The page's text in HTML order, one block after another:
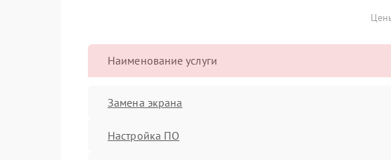
Наименование услуги
Замена экрана
Настройка ПО